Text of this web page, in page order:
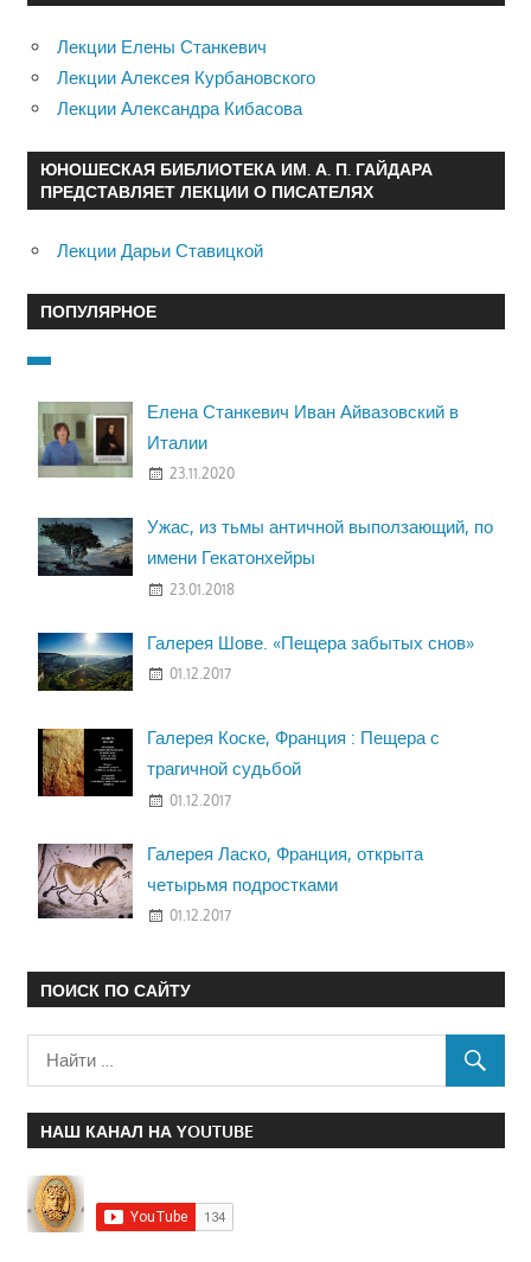
Лекции Елены Станкевич
Лекции Алексея Курбановского
Лекции Александра Кибасова
ЮНОШЕСКАЯ БИБЛИОТЕКА ИМ. А. П. ГАЙДАРА
ПРЕДСТАВЛЯЕТ ЛЕКЦИИ О ПИСАТЕЛЯХ
Лекции Дарьи Ставицкой
ПОПУЛЯРНОЕ
Елена Станкевич Иван Айвазовский в
Италии
23.11.2020
Ужас, из тьмы античной выползающий, по
имени Гекатонхейры
23.01.2018
Галерея Шове. «Пещера забытых снов»
01.12.2017
Галерея Коске, Франция : Пещера с
трагичной судьбой
01.12.2017
Галерея Ласко, Франция, открыта
четырьмя подростками
01.12.2017
ПОИСК ПО САЙТУ
НАШ КАНАЛ НА YOUTUBE